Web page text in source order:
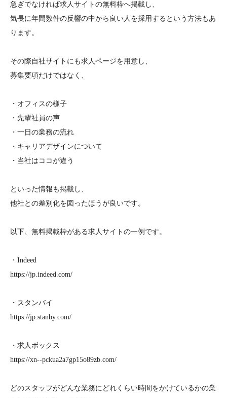
急ぎでなければ求人サイトの無料枠へ掲載し、
気長に年間数件の反響の中から良い人を採用するという方法もあ
ります。
その際自社サイトにも求人ページを用意し、
募集要項だけではなく、
・オフィスの様子
・先輩社員の声
・一日の業務の流れ
・キャリアデザインについて
・当社はココが違う
といった情報も掲載し、
他社との差別化を図ったほうが良いです。
以下、無料掲載枠がある求人サイトの一例です。
・Indeed
https://jp.indeed.com/
・スタンバイ
https://jp.stanby.com/
・求人ボックス
https://xn--pckua2a7gp15o89zb.com/
どのスタッフがどんな業務にどれくらい時間をかけているかの業